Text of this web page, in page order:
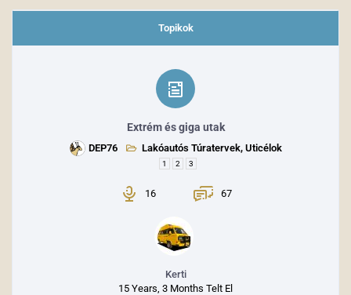
Topikok
Extrém és giga utak
DEP76 Lakóautós Túratervek, Uticélok
1 2 3
16 67
Kerti
15 Years, 3 Months Telt El